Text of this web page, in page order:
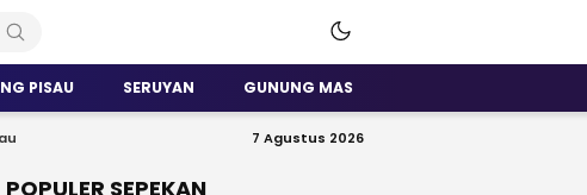
PISAU SERUYAN GUNUNG MAS
7 Agustus 2026
POPULER SEPEKAN